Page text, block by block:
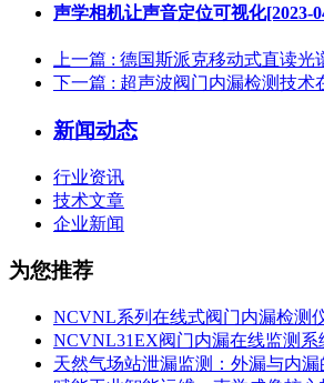
声学相机让声音定位可视化[2023-
上一篇 : 德国斯派克移动式直读
下一篇 : 超声波阀门内漏检测技术
新闻动态
行业资讯
技术文章
企业新闻
为您推荐
NCVNL系列在线式阀门内漏检测
NCVNL31EX阀门内漏在线监测系
天然气场站泄漏监测：外漏与内